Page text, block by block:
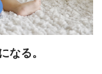
なる。